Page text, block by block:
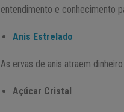
entendimento e conhecimento
Anis Estrelado
As ervas de anis atraem
Açúcar Cristal